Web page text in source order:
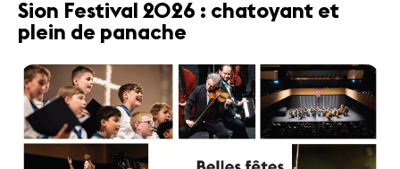
Sion Festival 2026 : chatoyant et
plein de panache